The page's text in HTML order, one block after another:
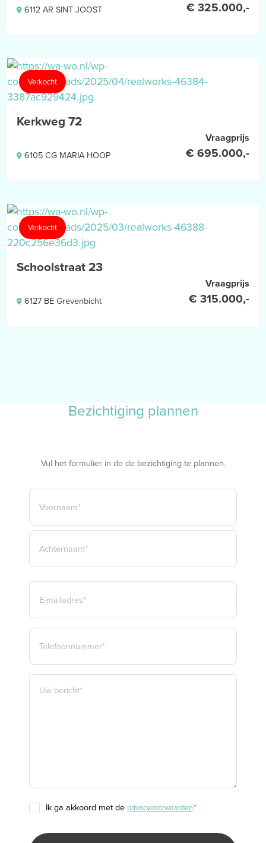
6112 AR SINT JOOST
€ 325.000,-
Verkocht
Kerkweg 72
6105 CG MARIA HOOP
Vraagprijs
€ 695.000,-
Verkocht
Schoolstraat 23
6127 BE Grevenbicht
Vraagprijs
€ 315.000,-
Bezichtiging plannen
Vul het formulier in de de bezichtiging te plannen.
NAAM
VOORNAAM*
E-
MAILADRES
TELEFOON
BERICHT
TOESTEMMING
ik ga akkoord met de privacyvoorwaarden*